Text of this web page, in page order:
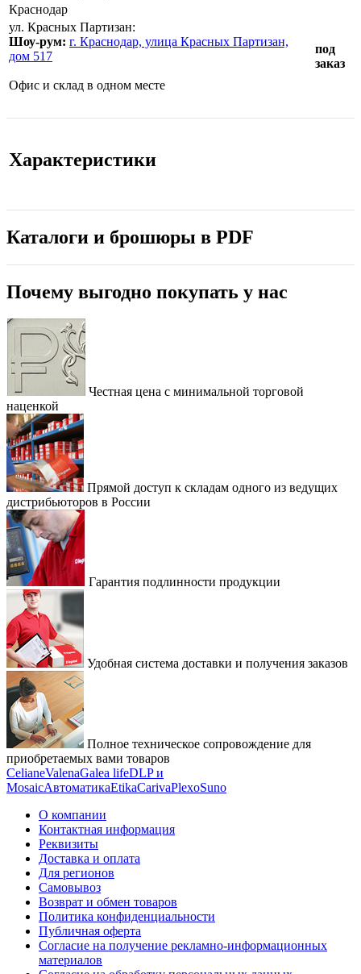
Краснодар
ул. Красных Партизан:
Шоу-рум: г. Краснодар, улица Красных Партизан,
дом 517
Офис и склад в одном месте
под
заказ
Характеристики
Каталоги и брошюры в PDF
Почему выгодно покупать у нас
Честная цена с минимальной торговой
наценкой
Прямой доступ к складам одного из ведущих
дистрибьюторов в России
Гарантия подлинности продукции
Удобная система доставки и получения заказов
Полное техническое сопровождение для
приобретаемых вами товаров
CelianeValenaGalea lifeDLP и
MosaicАвтоматикаEtikaCarivaPlexoSuno
О компании
Контактная информация
Реквизиты
Доставка и оплата
Для регионов
Самовывоз
Возврат и обмен товаров
Политика конфиденциальности
Публичная оферта
Согласие на получение рекламно-информационных
материалов